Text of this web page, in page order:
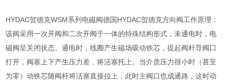
HYDAC贺德克WSM系列电磁阀德国HYDAC贺德克方向阀工作原理：
该阀采用一次开阀和二次开阀于一体的特殊结构形式，未通电时，电
磁阀呈关闭状态。通电时，线圈产生磁场吸动铁芯，提起阀杆导阀口
打开，阀塞上下产生压力差，将活塞托上。当介质压力很小时（甚至
为零）动铁芯随阀杆将活塞直接拉上，此时主阀口也成通路，这时动